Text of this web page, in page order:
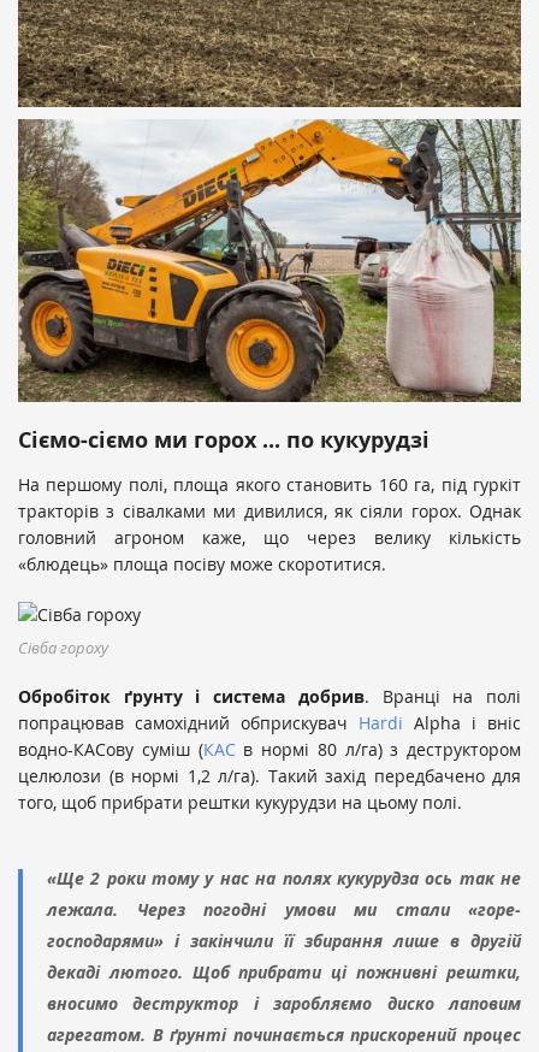
Сіємо-сіємо ми горох ... по кукурудзі
На першому полі, площа якого становить 160 га, під гуркіт
тракторів з сівалками ми дивилися, як сіяли горох. Однак
головний агроном каже, що через велику кількість
«блюдець» площа посіву може скоротитися.
Сівба гороху
Обробіток ґрунту і система добрив. Вранці на полі
попрацював самохідний обприскувач Hardi Alpha і вніс
водно-КАСову суміш (КАСв нормі 80 л/га) з деструктором
целюлози (в нормі 1,2 л/га). Такий захід передбачено для
того, щоб прибрати рештки кукурудзи на цьому полі.
«Ще 2 роки тому у нас на полях кукурудза ось так не
лежала. Через погодні умови ми стали «горе-
господарями» і закінчили її збирання лише в другій
декаді лютого. Щоб прибрати ці пожнивні рештки,
вносимо деструктор і заробляємо диско лаповим
агрегатом. В ґрунті починається прискорений процес